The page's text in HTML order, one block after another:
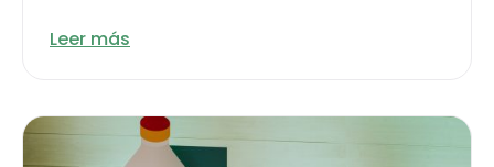
Leer más